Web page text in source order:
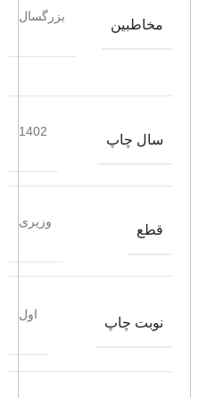
مخاطبین
بزرگسال
سال چاپ
1402
قطع
وزیری
نوبت چاپ
اول